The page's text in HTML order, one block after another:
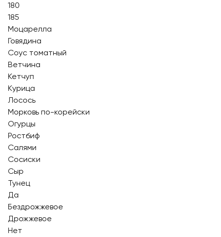
180
185
Моцарелла
Говядина
Соус томатный
Ветчина
Кетчуп
Курица
Лосось
Морковь по-корейски
Огурцы
Ростбиф
Салями
Сосиски
Сыр
Тунец
Да
Бездрожжевое
Дрожжевое
Нет